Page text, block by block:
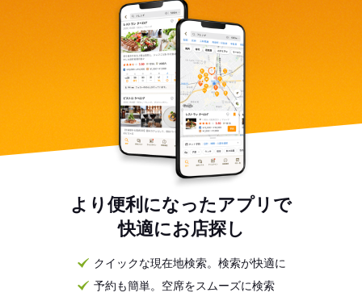
より便利になったアプリで
快適にお店探し
クイックな現在地検索。検索が快適に
予約も簡単。空席をスムーズに検索